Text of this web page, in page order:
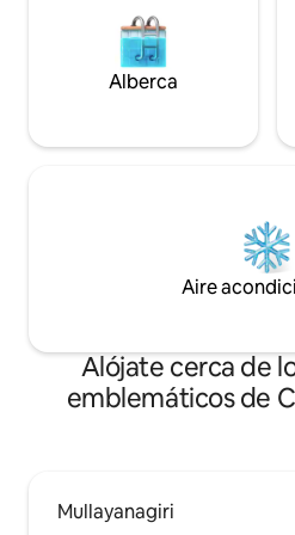
Alberca
Aire
Alójate cerca de
emblemáticos de
Mullayanagiri